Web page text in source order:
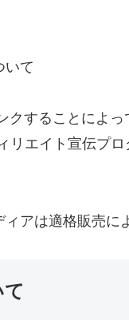
いて
クすることによ
エイト宣伝プ
アは適格販売に